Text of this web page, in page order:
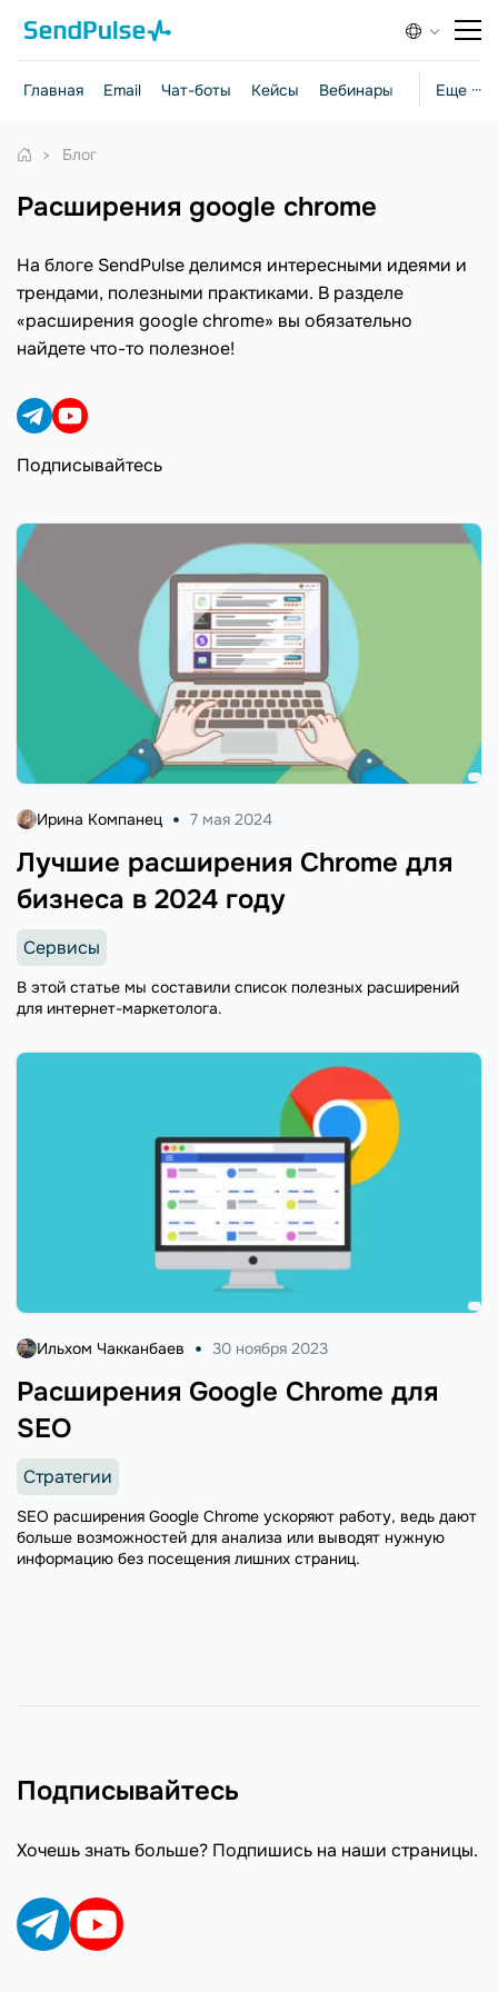
Еще ···
Главная Email Чат-боты Кейсы Вебинары Стратегии
Блог
расширения google chrome
На блоге SendPulse делимся интересными идеями и
трендами, полезными практиками. В разделе
«расширения google chrome» вы обязательно
найдете что-то полезное!
Подписывайтесь
Лучшие расширения Chrome для
бизнеса в 2024 году
Ирина Компанец 7 мая 2024
Сервисы
В этой статье мы составили список полезных расширений
для интернет-маркетолога.
Расширения Google Chrome для
SEO
Ильхом Чакканбаев 30 ноября 2023
Стратегии
SEO расширения Google Chrome ускоряют работу, ведь дают
больше возможностей для анализа или выводят нужную
информацию без посещения лишних страниц.
Подписывайтесь
Хочешь знать больше? Подпишись на наши страницы.